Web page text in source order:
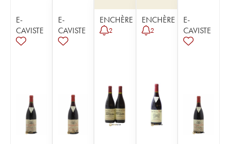
E-
CAVISTE
E-
CAVISTE
ENCHÈRE
2
ENCHÈRE
2
E-
CAVISTE